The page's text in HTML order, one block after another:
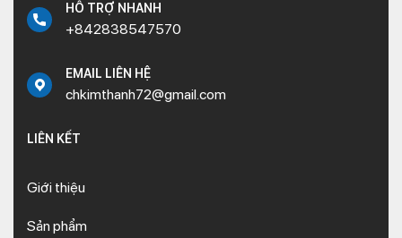
HỖ TRỢ NHANH
+842838547570
EMAIL LIÊN HỆ
chkimthanh72@gmail.com
LIÊN KẾT
Giới thiệu
Sản phẩm